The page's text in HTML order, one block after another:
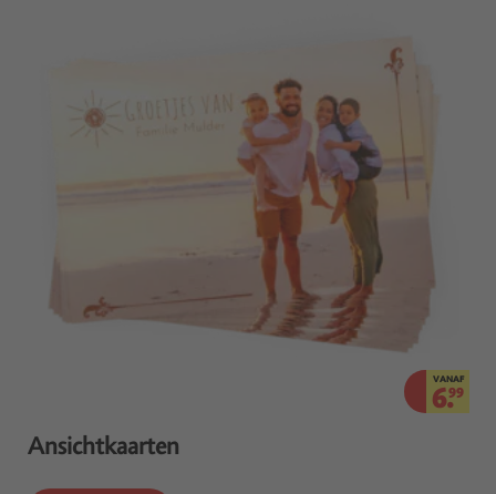
VANAF
6.99
Ansichtkaarten